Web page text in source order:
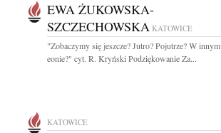
EWA ŻUKOWSKA-
SZCZECHOWSKA KATOWICE
"Zobaczymy się jeszcze? Jutro? Pojutrze? W innym
eonie?" cyt. R. Kryński Podziękowanie Za...
KATOWICE